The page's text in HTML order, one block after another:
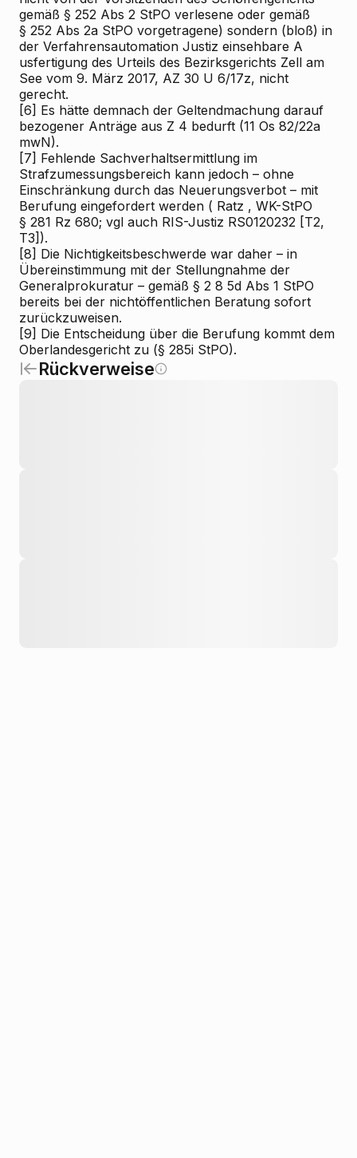
gemäß § 252 Abs 2 StPO verlesene oder gemäß
§ 252 Abs 2a StPO vorgetragene) sondern (bloß) in
der Verfahrensautomation Justiz einsehbare A
usfertigung des Urteils des Bezirksgerichts Zell am
See vom 9. März 2017, AZ 30 U 6/17z, nicht
gerecht.
[6] Es hätte demnach der Geltendmachung darauf
bezogener Anträge aus Z 4 bedurft (11 Os 82/22a
mwN).
[7] Fehlende Sachverhaltsermittlung im
Strafzumessungsbereich kann jedoch – ohne
Einschränkung durch das Neuerungsverbot – mit
Berufung eingefordert werden ( Ratz , WK-StPO
§ 281 Rz 680; vgl auch RIS-Justiz RS0120232 [T2,
T3]).
[8] Die Nichtigkeitsbeschwerde war daher – in
Übereinstimmung mit der Stellungnahme der
Generalprokuratur – gemäß § 2 8 5d Abs 1 StPO
bereits bei der nichtöffentlichen Beratung sofort
zurückzuweisen.
[9] Die Entscheidung über die Berufung kommt dem
Oberlandesgericht zu (§ 285i StPO).
Rückverweise